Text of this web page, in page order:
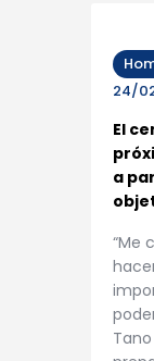
24/
El
a
“Me